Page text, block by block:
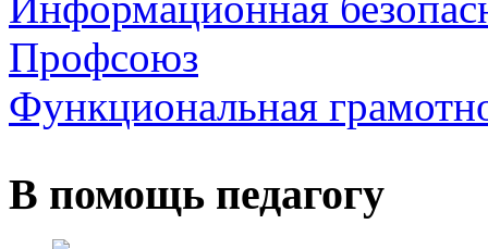
Профсоюз
Функциональная
В помощь педагогу